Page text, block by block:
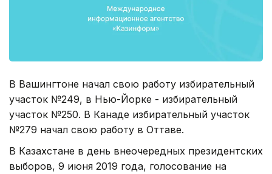
В Вашингтоне начал свою работу избирательный
участок №249, в Нью-Йорке - избирательный
участок №250. В Канаде избирательный участок
№279 начал свою работу в Оттаве.
В Казахстане в день внеочередных президентских
выборов, 9 июня 2019 года, голосование на